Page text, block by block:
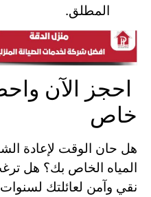
المطلق.
احجز الآن
خاص
هل حان الوقت لإعادة
المياه الخاص بك؟ هل
نقي وآمن لعائلتك لسنوات